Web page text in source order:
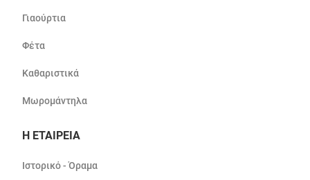
Γιαούρτια
Φέτα
Καθαριστικά
Μωρομάντηλα
Η ΕΤΑΙΡΕΙΑ
Ιστορικό - Όραμα